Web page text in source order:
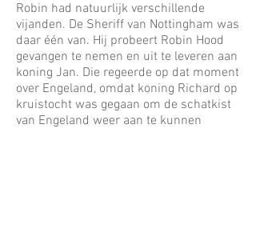
Robin had natuurlijk verschillende
vijanden. De Sheriff van Nottingham was
daar één van. Hij probeert Robin Hood
gevangen te nemen en uit te leveren aan
koning Jan. Die regeerde op dat moment
over Engeland, omdat koning Richard op
kruistocht was gegaan om de schatkist
van Engeland weer aan te kunnen